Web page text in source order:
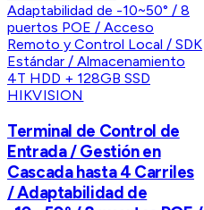
HIKVISION
Terminal de Control de
Entrada / Gestión en
Cascada hasta 4 Carriles
/ Adaptabilidad de